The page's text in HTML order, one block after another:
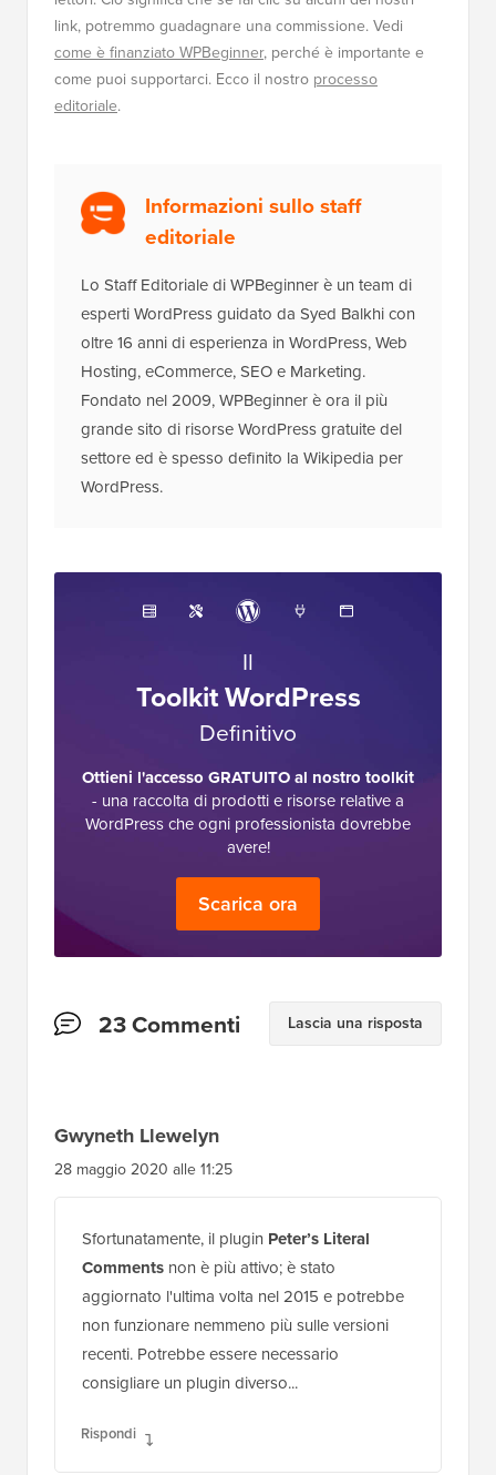
link, potremmo guadagnare una commissione. Vedi
come è finanziato WPBeginner, perché è importante e
come puoi supportarci. Ecco il nostro processo
editoriale.
Informazioni sullo staff
editoriale
Lo Staff Editoriale di WPBeginner è un team di
esperti WordPress guidato da Syed Balkhi con
oltre 16 anni di esperienza in WordPress, Web
Hosting, eCommerce, SEO e Marketing.
Fondato nel 2009, WPBeginner è ora il più
grande sito di risorse WordPress gratuite del
settore ed è spesso definito la Wikipedia per
WordPress.
Il
Toolkit WordPress
Definitivo
Ottieni l'accesso GRATUITO al nostro toolkit
- una raccolta di prodotti e risorse relative a
WordPress che ogni professionista dovrebbe
avere!
Scarica ora
Interazioni
23 Commenti Lascia una risposta
Gwyneth Llewelyn
28 maggio 2020 alle 11:25
Sfortunatamente, il plugin Peter’s Literal
Comments non è più attivo; è stato
aggiornato l'ultima volta nel 2015 e potrebbe
non funzionare nemmeno più sulle versioni
recenti. Potrebbe essere necessario
consigliare un plugin diverso...
Rispondi